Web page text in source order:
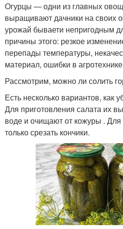
Огурцы — одни из главных
выращивают дачники на своих
урожай бываети непригодным
причины этого: резкое
перепады температуры,
материал, ошибки в
Рассмотрим, можно ли солить
Есть несколько вариантов, как
Для приготовления салата их
воде и очищают от кожуры . Для
только срезать кончики.